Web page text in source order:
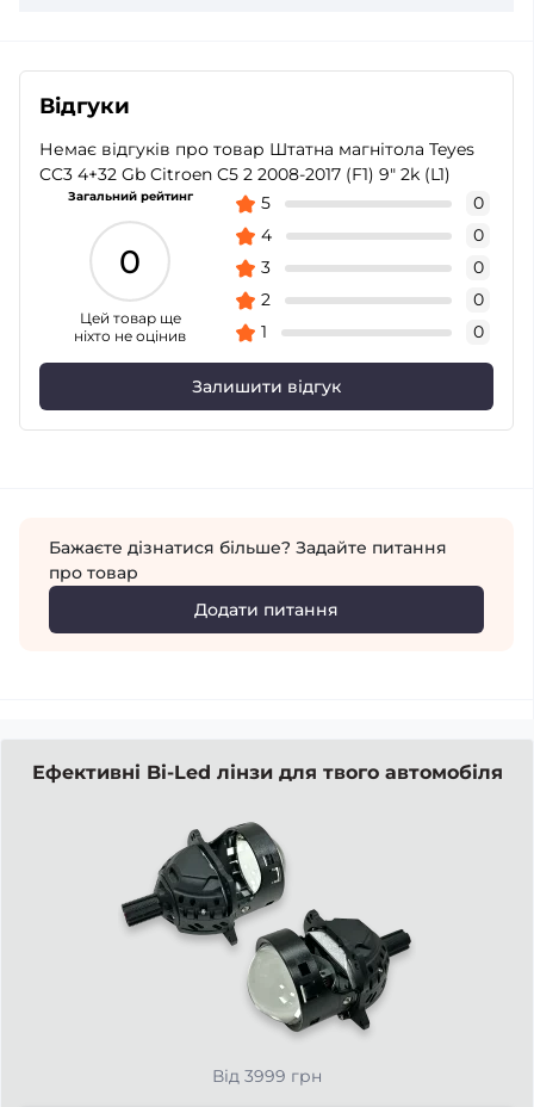
Відгуки
Немає відгуків про товар Штатна магнітола Teyes
CC3 4+32 Gb Citroen C5 2 2008-2017 (F1) 9" 2k (L1)
Загальний рейтинг
0
Цей товар ще
ніхто не оцінив
5
0
4
0
3
0
2
0
1
0
Залишити відгук
Бажаєте дізнатися більше? Задайте питання
про товар
Додати питання
Ефективні Bi-Led лінзи для твого автомобіля
Від 3999 грн